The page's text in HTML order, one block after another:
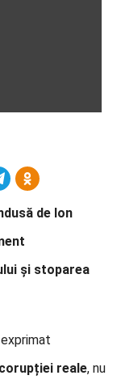
de Ion
și stoparea
reale, nu